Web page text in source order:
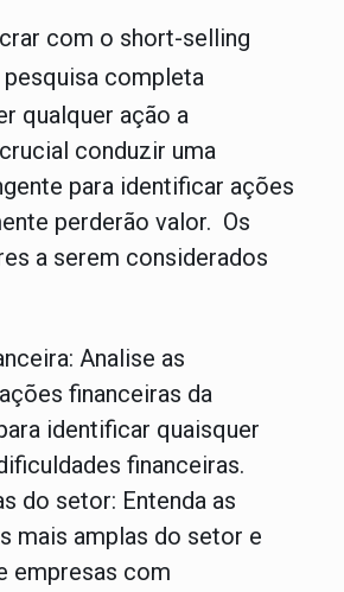
com o short-selling
pesquisa completa
qualquer ação a
conduzir uma
para identificar ações
perderão valor. Os
a serem considerados
Analise as
financeiras da
identificar quaisquer
financeiras.
do setor: Entenda as
mais amplas do setor e
empresas com